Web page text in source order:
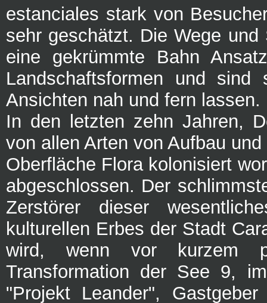
estanciales stark von
sehr geschätzt. Die Wege und
eine gekrümmte Bahn
Landschaftsformen und sind
Ansichten nah und fern lassen.
In den letzten zehn Jahren,
von allen Arten von Aufbau
Oberfläche Flora kolonisiert
abgeschlossen. Der
Zerstörer dieser
kulturellen Erbes der Stadt
wird, wenn vor kurzem
Transformation der See 9,
"Projekt Leander",